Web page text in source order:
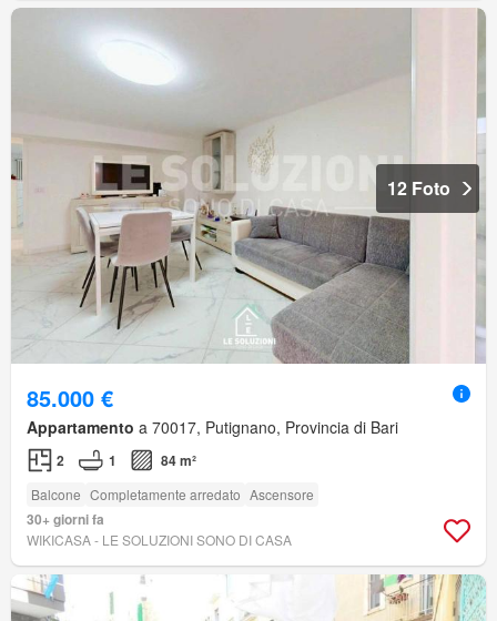
12 Foto
85.000 €
Appartamento a 70017, Putignano, Provincia di Bari
2 1 84 m²
Balcone Completamente arredato Ascensore
30+ giorni fa
WIKICASA - LE SOLUZIONI SONO DI CASA